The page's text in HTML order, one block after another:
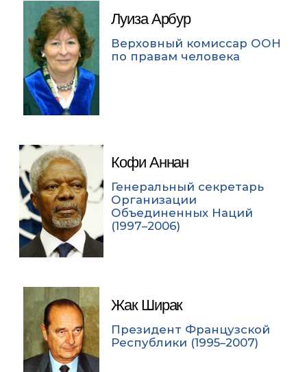
Луиза Арбур
Верховный комиссар ООН
по правам человека
Кофи Аннан
Генеральный секретарь
Организации
Объединенных Наций
(1997–2006)
Жак Ширак
Президент Французской
Республики (1995–2007)